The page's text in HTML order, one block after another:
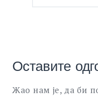
Оставите
Жао нам је, да би